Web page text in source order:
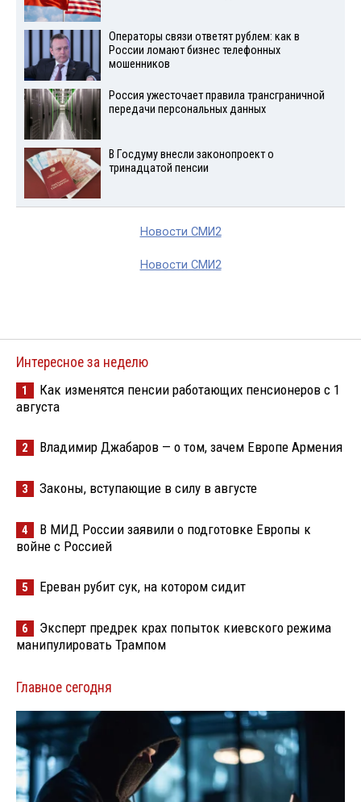
Операторы связи ответят рублем: как в
России ломают бизнес телефонных
мошенников
Россия ужесточает правила трансграничной
передачи персональных данных
В Госдуму внесли законопроект о
тринадцатой пенсии
Новости СМИ2
Новости СМИ2
Интересное за неделю
1
Как изменятся пенсии работающих пенсионеров с 1
августа
2 Владимир Джабаров — о том, зачем Европе Армения
3 Законы, вступающие в силу в августе
4
В МИД России заявили о подготовке Европы к
войне с Россией
5 Ереван рубит сук, на котором сидит
6
Эксперт предрек крах попыток киевского режима
манипулировать Трампом
Главное сегодня